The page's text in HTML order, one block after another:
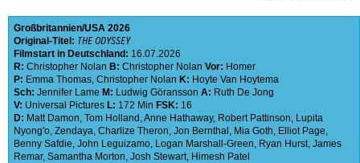
Großbritannien USA 2026
Original-Titel: THE ODYSSEY
Filmstart in Deutschland: 16.07.2026
R: Christopher Nolan B: Christopher Nolan Vor: Homer
P: Emma Thomas Christopher Nolan K: Hoyte Van Hoytema
Sch: Jennifer Lame M: Ludwig Göransson A: Ruth De Jong
V: Universal Pictures L: 172 Min FSK: 16
D: Matt Damon Tom Holland Anne Hathaway, Robert Pattinson Lupita
Nyong'o Zendaya Charlize Theron Jon Bernthal Mia Goth Elliot Page
Benny Safdie John Leguizamo Logan Marshall-Green Ryan Hurst James
Remar, Samantha Morton Josh Stewart Himesh Patel